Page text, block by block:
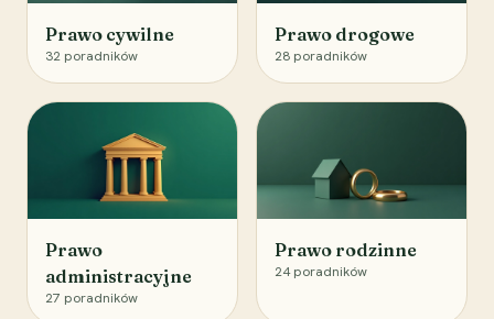
Prawo cywilne
32 poradników
Prawo drogowe
28 poradników
Prawo
administracyjne
27 poradników
Prawo rodzinne
24 poradników